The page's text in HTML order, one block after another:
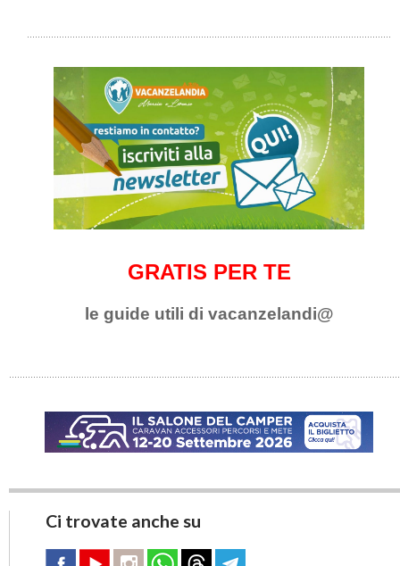
GRATIS PER TE
le guide utili di vacanzelandi@
Ci trovate anche su